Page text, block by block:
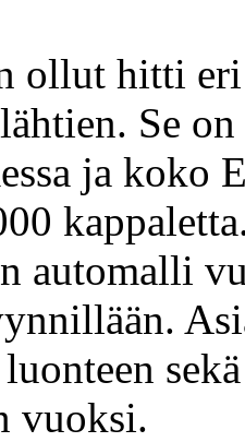
ollut hitti
Se
ja koko
automalli
vuoksi.